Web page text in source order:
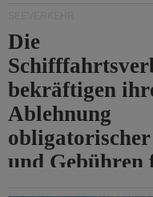
Die
bekräftigen
Ablehnung
und Gebühren